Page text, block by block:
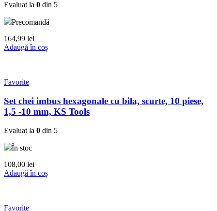
Evaluat la 0 din 5
Precomandă
164,99 lei
Adaugă în coș
Favorite
Set chei imbus hexagonale cu bila, scurte, 10 piese,
1,5 -10 mm, KS Tools
Evaluat la 0 din 5
În stoc
108,00 lei
Adaugă în coș
Favorite